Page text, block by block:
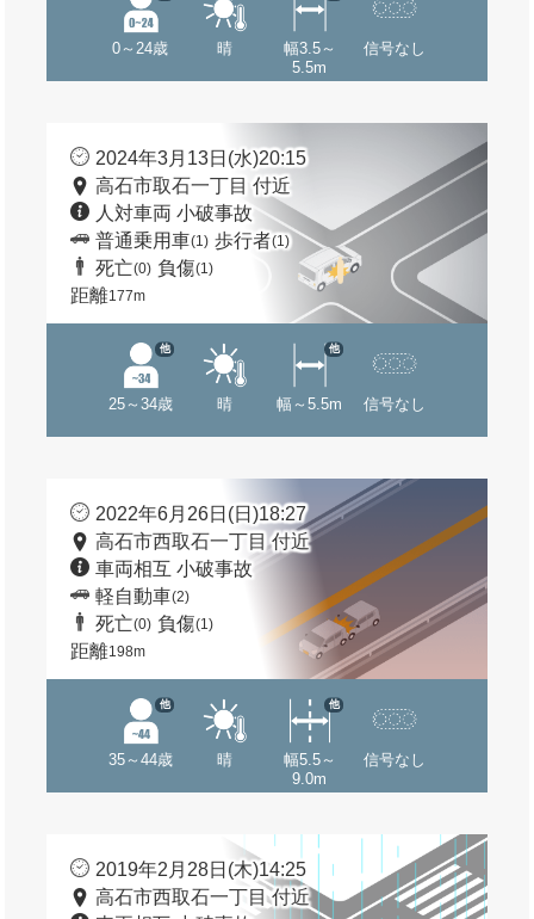
0～24歳 晴
幅3.5～
5.5m
信号なし
2024年3月13日(水)20:15
高石市取石一丁目 付近
人対車両 小破事故
普通乗用車(1) 歩行者(1)
死亡(0) 負傷(1)
距離177m
25～34歳
他
晴 幅～5.5m
他
信号なし
2022年6月26日(日)18:27
高石市西取石一丁目 付近
車両相互 小破事故
軽自動車(2)
死亡(0) 負傷(1)
距離198m
35～44歳
他
晴
幅5.5～
9.0m
他
信号なし
2019年2月28日(木)14:25
高石市西取石一丁目 付近